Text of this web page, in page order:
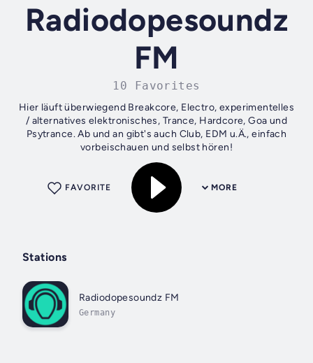
Radiodopesoundz
FM
10 Favorites
Hier läuft überwiegend Breakcore, Electro, experimentelles
/ alternatives elektronisches, Trance, Hardcore, Goa und
Psytrance. Ab und an gibt's auch Club, EDM u.Ä., einfach
vorbeischauen und selbst hören!
MORE
FAVORITE
Stations
Radiodopesoundz FM
Germany